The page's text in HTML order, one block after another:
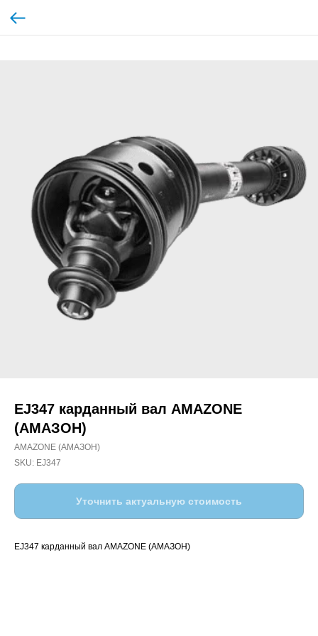
EJ347 карданный вал AMAZONE
(АМАЗОН)
AMAZONE (АМАЗОН)
SKU: EJ347
Уточнить актуальную стоимость
EJ347 карданный вал AMAZONE (АМАЗОН)